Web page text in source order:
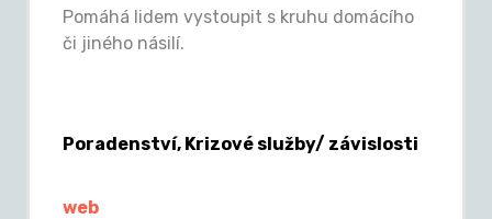
Pomáhá lidem vystoupit s kruhu domácího
či jiného násilí.
Poradenství, Krizové služby/ závislosti
web